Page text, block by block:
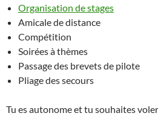
Organisation de stages
Amicale de distance
Compétition
Soirées à thèmes
Passage des brevets de pilote
Pliage des secours
Tu es autonome et tu souhaites